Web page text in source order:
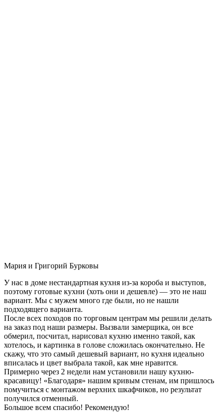
Мария и Григорий Бурковы
У нас в доме нестандартная кухня из-за короба и выступов,
поэтому готовые кухни (хоть они и дешевле) — это не наш
вариант. Мы с мужем много где были, но не нашли
подходящего варианта.
После всех походов по торговым центрам мы решили делать
на заказ под наши размеры. Вызвали замерщика, он все
обмерил, посчитал, нарисовал кухню именно такой, как
хотелось, и картинка в голове сложилась окончательно. Не
скажу, что это самый дешевый вариант, но кухня идеально
вписалась и цвет выбрала такой, как мне нравится.
Примерно через 2 недели нам установили нашу кухню-
красавицу! «Благодаря» нашим кривым стенам, им пришлось
помучиться с монтажом верхних шкафчиков, но результат
получился отменный.
Большое всем спасибо! Рекомендую!